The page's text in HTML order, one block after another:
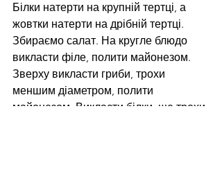
Білки натерти на крупній тертці, а
жовтки натерти на дрібній тертці.
Збираємо салат. На кругле блюдо
викласти філе, полити майонезом.
Зверху викласти гриби, трохи
меншим діаметром, полити
майонезом. Викласти білки, ще трохи